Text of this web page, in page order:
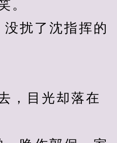
扰了沈指挥的
目光却落在